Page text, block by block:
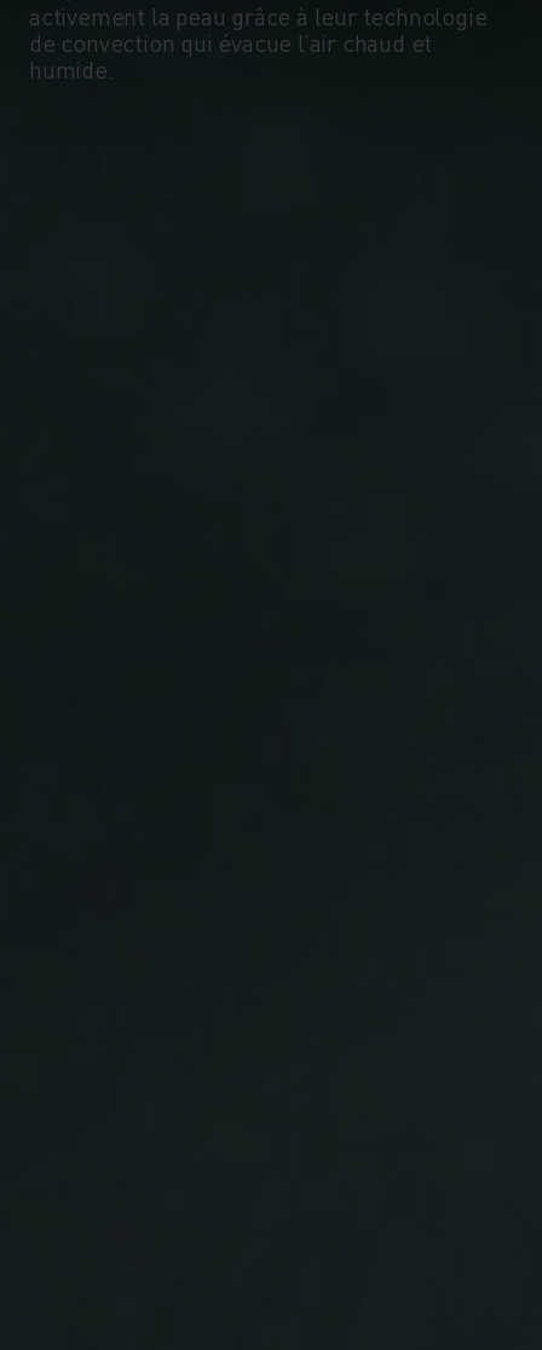
activement la peau grâce à leur technologie
de convection qui évacue l’air chaud et
humide.